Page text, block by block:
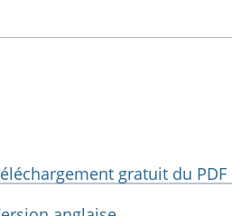
gratuit du PDF